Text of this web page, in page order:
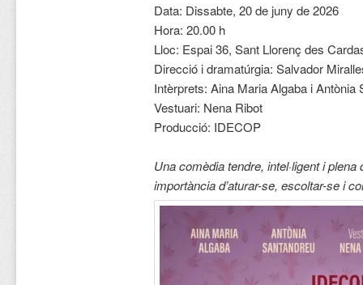
Data: Dissabte, 20 de juny de 2026
Hora: 20.00 h
Lloc: Espai 36, Sant Llorenç des
Direcció i dramatúrgia: Salvador
Intèrprets: Aina Maria Algaba i Antònia
Vestuari: Nena Ribot
Producció: IDECOP
Una comèdia tendre, intel·ligent i
importància d’aturar-se, escoltar-se i